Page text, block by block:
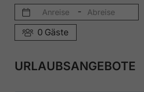
-
0 Gäste
URLAUBSANGEBOTE